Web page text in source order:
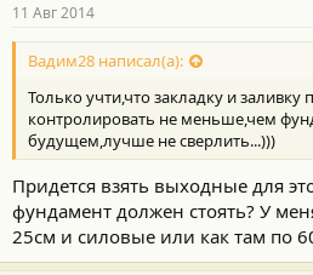
н
о
с
и
:
11 Авг 2014
Вадим28 написал(а):
Только учти,что закладку и
контролировать не меньше,чем
будущем,лучше не сверлить...)))
Придется взять выходные для
фундамент должен стоять? У
25см и силовые или как там по